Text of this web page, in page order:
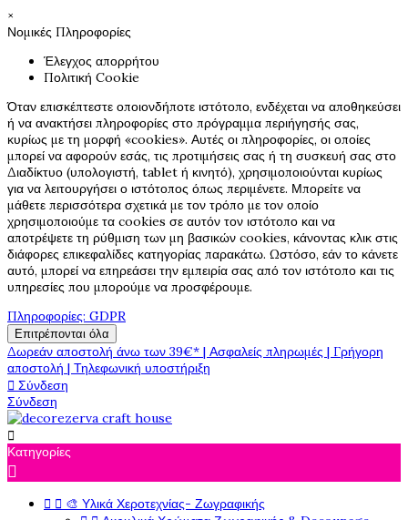
×
Νομικές Πληροφορίες
Έλεγχος απορρήτου
Πολιτική Cookie
Όταν επισκέπτεστε οποιονδήποτε ιστότοπο, ενδέχεται να αποθηκεύσει
ή να ανακτήσει πληροφορίες στο πρόγραμμα περιήγησής σας,
κυρίως με τη μορφή «cookies». Αυτές οι πληροφορίες, οι οποίες
μπορεί να αφορούν εσάς, τις προτιμήσεις σας ή τη συσκευή σας στο
Διαδίκτυο (υπολογιστή, tablet ή κινητό), χρησιμοποιούνται κυρίως
για να λειτουργήσει ο ιστότοπος όπως περιμένετε. Μπορείτε να
μάθετε περισσότερα σχετικά με τον τρόπο με τον οποίο
χρησιμοποιούμε τα cookies σε αυτόν τον ιστότοπο και να
αποτρέψετε τη ρύθμιση των μη βασικών cookies, κάνοντας κλικ στις
διάφορες επικεφαλίδες κατηγορίας παρακάτω. Ωστόσο, εάν το κάνετε
αυτό, μπορεί να επηρεάσει την εμπειρία σας από τον ιστότοπο και τις
υπηρεσίες που μπορούμε να προσφέρουμε.
Πληροφορίες: GDPR
Επιτρέπονται όλα
Δωρεάν αποστολή άνω των 39€* | Ασφαλείς πληρωμές | Γρήγορη
αποστολή | Τηλεφωνική υποστήριξη
 Σύνδεση
Σύνδεση

Κατηγορίες

  🎨 Υλικά Χεροτεχνίας- Ζωγραφικής